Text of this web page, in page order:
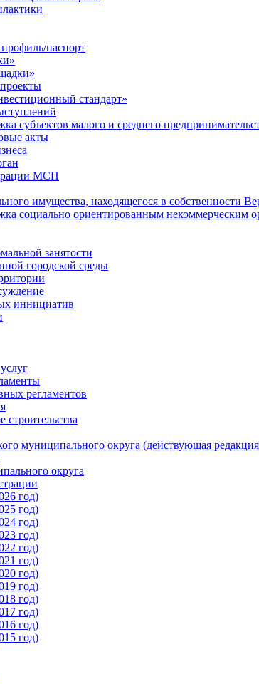
паспорт
стандарт»
субъектов малого и среднего
акты
МСП
имущества, находящегося в собственности
социально ориентированным некоммерческим
занятости
городской среды
иннициатив
регламентов
строительства
муниципального округа (действующая
округа
год)
год)
год)
год)
год)
год)
год)
год)
год)
год)
год)
год)